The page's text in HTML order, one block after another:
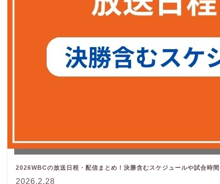
2026WBCの放送日程・配信まとめ！決勝含むスケジュールや試合時
2026.2.28